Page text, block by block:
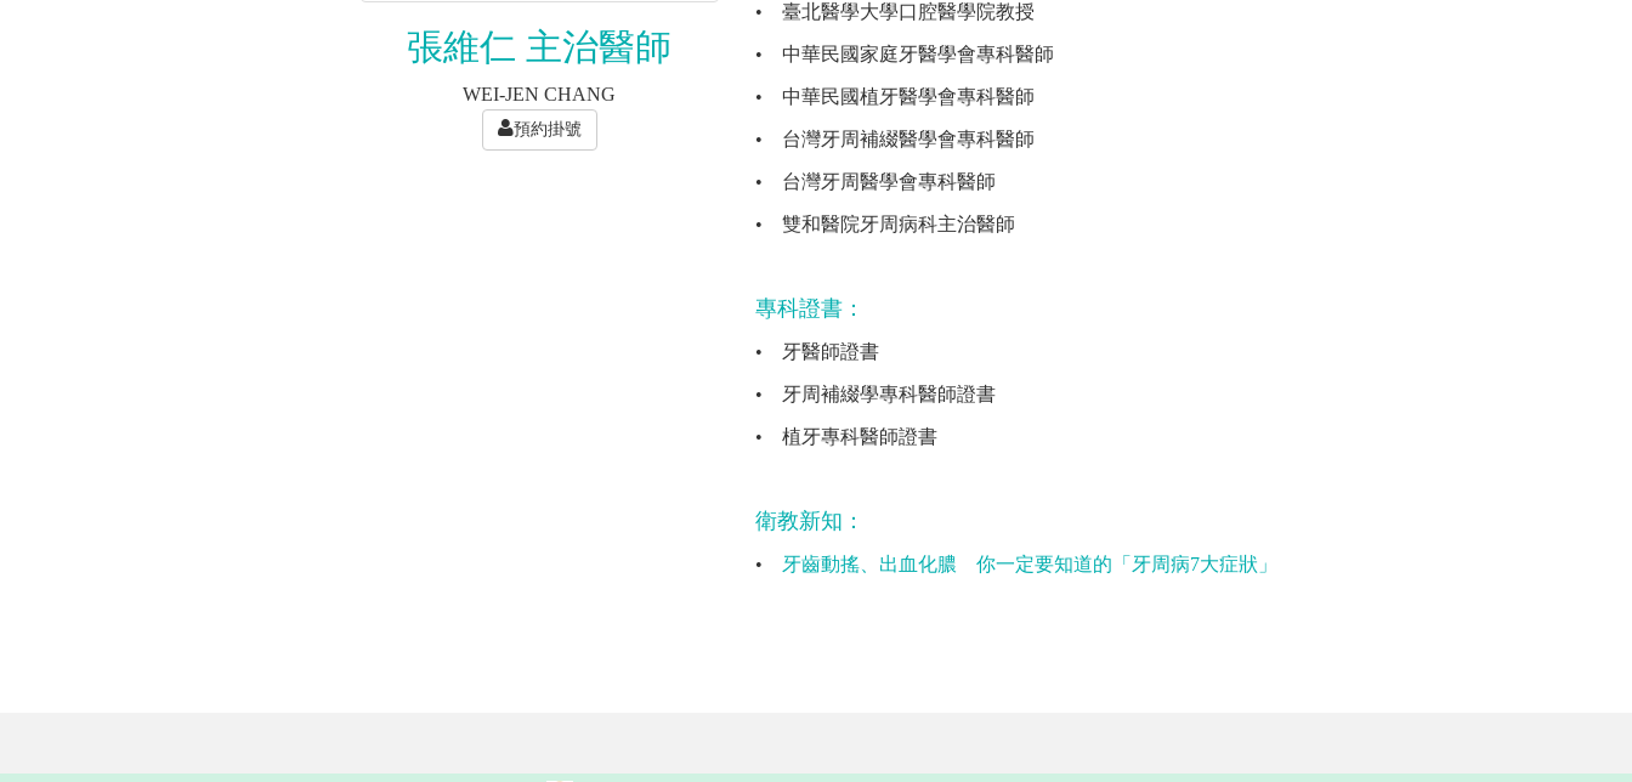
張維仁 主治醫師
WEI-JEN CHANG
預約掛號
• 臺北醫學大學口腔醫學院教授
• 中華民國家庭牙醫學會專科醫師
• 中華民國植牙醫學會專科醫師
• 台灣牙周補綴醫學會專科醫師
• 台灣牙周醫學會專科醫師
• 雙和醫院牙周病科主治醫師
專科證書：
• 牙醫師證書
• 牙周補綴學專科醫師證書
• 植牙專科醫師證書
衛教新知：
• 牙齒動搖、出血化膿 你一定要知道的「牙周病7大症狀」